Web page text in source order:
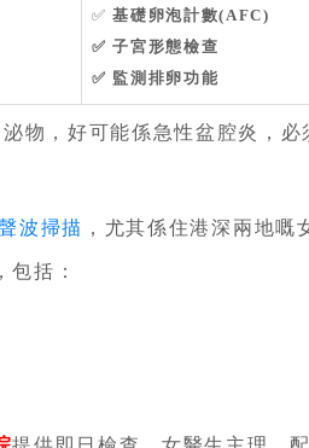
✅基礎卵泡計數(AFC)
✅ 子宮形態檢查
✅ 監測排卵功能
物，好可能係急性盆腔炎，必
波掃描 ，尤其係住港深兩地嘅
包括：